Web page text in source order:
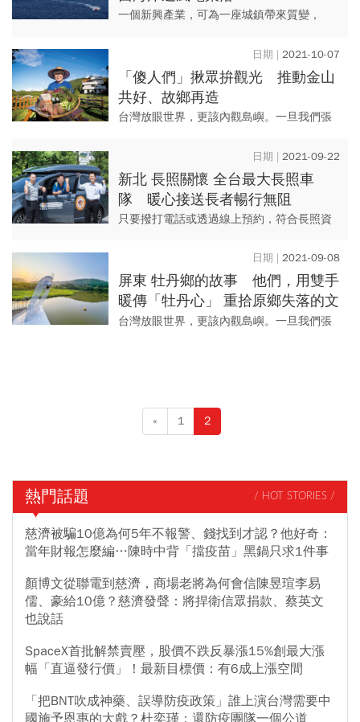
一個新興產業，可為一座城鎮帶來質變，
2021-10-07
「傻人們」揪眾拚觀光 推動金山
共好、故鄉再造
台灣放眼世界，更該內觀島嶼。一旦我們張
業企業、地方政府、在地人民一起翻轉、共
同改變的力量。 本刊...
2021-09-22
新北 長照關懷 全台最大長照車
隊 暖心接送長者暢行無阻
只要撥打電話或透過線上預約，符合長照資
診，所需的費用甚至比搭計程車還便宜。這
樣的服務發生在四百萬人口的新...
2021-09-08
屏東 牡丹鄉的故事 他們，用雙手
暖傳「牡丹心」 重拾原鄉失落的文
化
台灣放眼世界，更該內觀島嶼。一旦我們張
« 1 2
熱門話題 / HOT STORIES /
慈濟被騙10億為何5年不報警、錢找到才認？他好奇：
當年財報怎麼編…陳時中背「擋疫苗」黑鍋只求1件事
顏博文從聯電到慈濟，商場老將為何會信陳昱瑄李易
儒、豪給10億？慈濟發聲：將捍衛信眾捐款、蔡英文
也說話
SpaceX首批解禁賣壓，股價不跌反暴漲15%創最大漲
幅「直逼發行價」！最新目標價：有6成上漲空間
「把BNT吹成神藥、誤導防疫政策」誰上演台灣需要中
國施予恩惠的大戲？杜奕瑾：還防疫團隊一個公道